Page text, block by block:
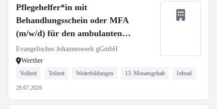
Pflegehelfer*in mit
Behandlungsschein oder MFA
(m/w/d) für den ambulanten
Pflegedienst Werther
Evangelisches Johanneswerk gGmbH
Werther
Vollzeit Teilzeit Weiterbildungen 13. Monatsgehalt Jobrad
28.07.2026